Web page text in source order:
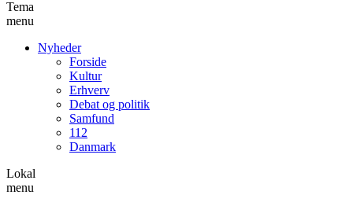
Tema
menu
Nyheder
Forside
Kultur
Erhverv
Debat og politik
Samfund
112
Danmark
Lokal
menu